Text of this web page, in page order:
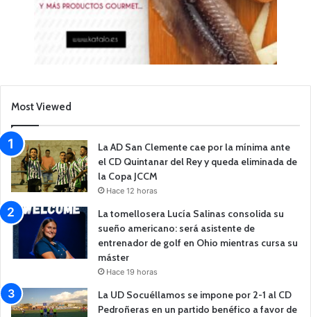
Most Viewed
La AD San Clemente cae por la mínima ante
el CD Quintanar del Rey y queda eliminada de
la Copa JCCM
Hace 12 horas
La tomellosera Lucía Salinas consolida su
sueño americano: será asistente de
entrenador de golf en Ohio mientras cursa su
máster
Hace 19 horas
La UD Socuéllamos se impone por 2-1 al CD
Pedroñeras en un partido benéfico a favor de